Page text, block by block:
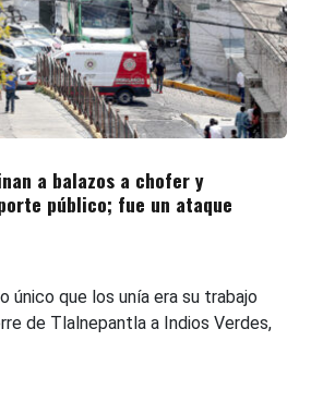
a balazos a chofer y
público; fue un ataque
único que los unía era su trabajo
de Tlalnepantla a Indios Verdes,